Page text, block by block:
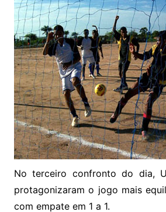
No terceiro confronto do dia,
protagonizaram o jogo mais
com empate em 1 a 1.